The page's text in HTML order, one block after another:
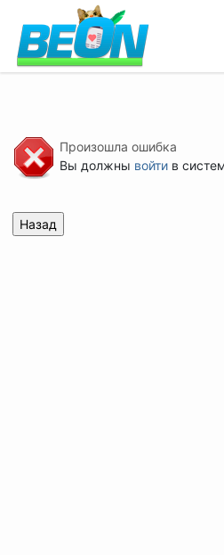
Произошла ошибка
Вы должны войтив